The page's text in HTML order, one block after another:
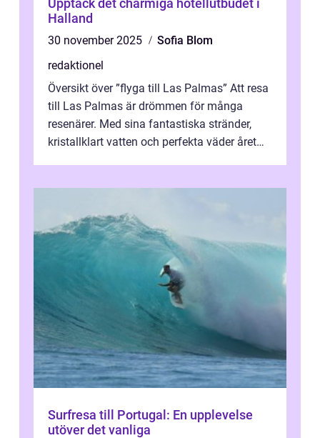
Upptäck det charmiga hotellutbudet i
Halland
30 november 2025
Sofia Blom
redaktionel
Översikt över ”flyga till Las Palmas” Att resa
till Las Palmas är drömmen för många
resenärer. Med sina fantastiska stränder,
kristallklart vatten och perfekta väder året
Surfresa till Portugal: En upplevelse
utöver det vanliga